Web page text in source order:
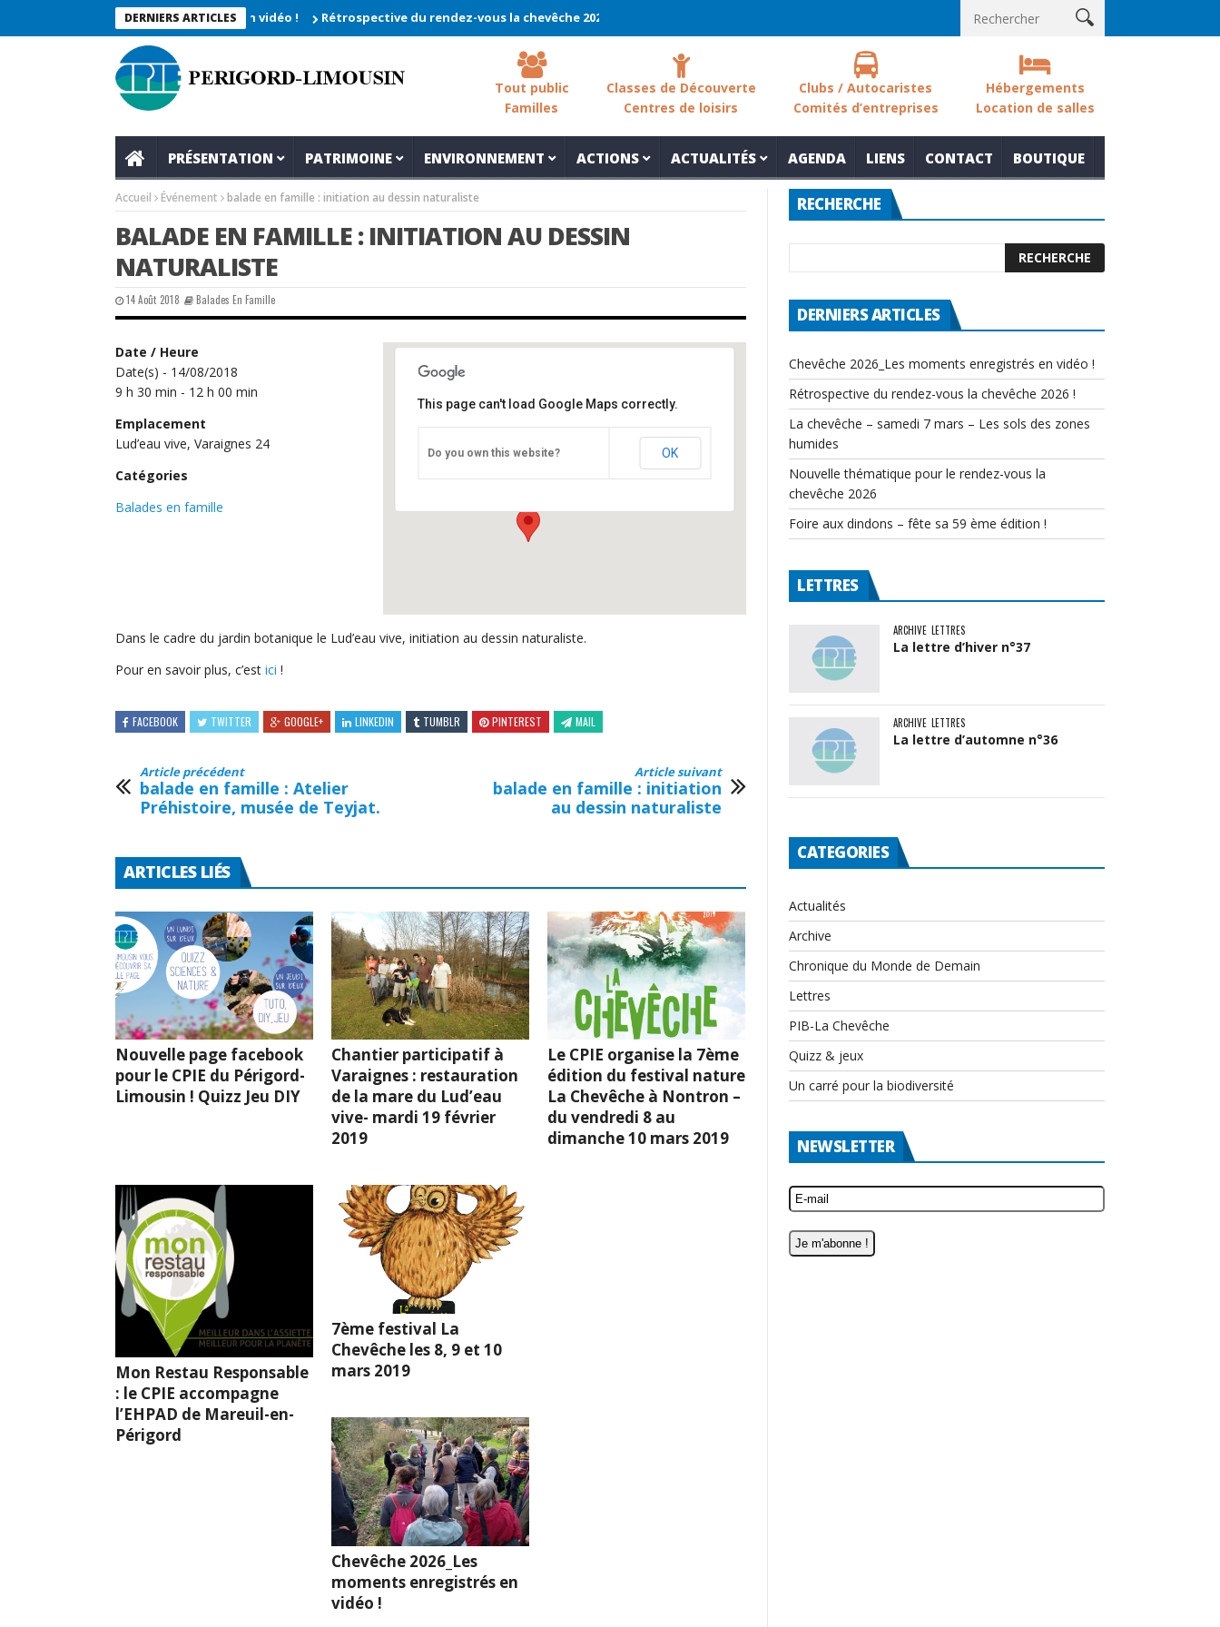
DERNIERS ARTICLES
2026_Les moments enregistrés en vidéo ! Rétrospective du rendez-vous la chevêche 2026 ! Nouvelle thématique pour le rendez-
Tout public
Familles
Classes de Découverte
Centres de loisirs
Clubs / Autocaristes
Comités d’entreprises
Hébergements
Location de salles
PRÉSENTATION PATRIMOINE ENVIRONNEMENT ACTIONS ACTUALITÉS AGENDA LIENS CONTACT BOUTIQUE
Accueil Événement balade en famille : initiation au dessin naturaliste
BALADE EN FAMILLE : INITIATION AU DESSIN
NATURALISTE
14 Août 2018 Balades En Famille
Lud’eau vive, Varaignes 24
route de Soudat - Varaignes
This page can't load Google Maps correctly.
Do you own this website? OK
Date / Heure
Date(s) - 14/08/2018
9 h 30 min - 12 h 00 min
Emplacement
Lud’eau vive, Varaignes 24
Catégories
Balades en famille
Dans le cadre du jardin botanique le Lud’eau vive, initiation au dessin naturaliste.
Pour en savoir plus, c’est ici !
FACEBOOK TWITTER GOOGLE+ LINKEDIN TUMBLR PINTEREST MAIL
Article précédent
balade en famille : Atelier
Préhistoire, musée de Teyjat.
Article suivant
balade en famille : initiation
au dessin naturaliste
ARTICLES LIÉS
Nouvelle page facebook
pour le CPIE du Périgord-
Limousin ! Quizz Jeu DIY
Chantier participatif à
Varaignes : restauration
de la mare du Lud’eau
vive- mardi 19 février
2019
Le CPIE organise la 7ème
édition du festival nature
La Chevêche à Nontron –
du vendredi 8 au
dimanche 10 mars 2019
Mon Restau Responsable
: le CPIE accompagne
l’EHPAD de Mareuil-en-
Périgord
7ème festival La
Chevêche les 8, 9 et 10
mars 2019
Chevêche 2026_Les
moments enregistrés en
vidéo !
RECHERCHE
DERNIERS ARTICLES
Chevêche 2026_Les moments enregistrés en vidéo !
Rétrospective du rendez-vous la chevêche 2026 !
La chevêche – samedi 7 mars – Les sols des zones
humides
Nouvelle thématique pour le rendez-vous la
chevêche 2026
Foire aux dindons – fête sa 59 ème édition !
LETTRES
ARCHIVE LETTRES
La lettre d’hiver n°37
ARCHIVE LETTRES
La lettre d’automne n°36
CATEGORIES
Actualités
Archive
Chronique du Monde de Demain
Lettres
PIB-La Chevêche
Quizz & jeux
Un carré pour la biodiversité
NEWSLETTER